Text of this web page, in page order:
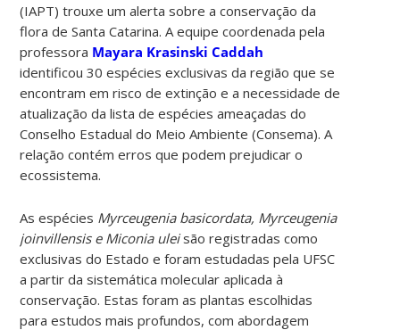
(IAPT) trouxe um alerta sobre a conservação da
flora de Santa Catarina. A equipe coordenada pela
professora Mayara Krasinski Caddah
identificou 30 espécies exclusivas da região que se
encontram em risco de extinção e a necessidade de
atualização da lista de espécies ameaçadas do
Conselho Estadual do Meio Ambiente (Consema). A
relação contém erros que podem prejudicar o
ecossistema.
As espécies Myrceugenia basicordata, Myrceugenia
joinvillensis e Miconia uleisão registradas como
exclusivas do Estado e foram estudadas pela UFSC
a partir da sistemática molecular aplicada à
conservação. Estas foram as plantas escolhidas
para estudos mais profundos, com abordagem